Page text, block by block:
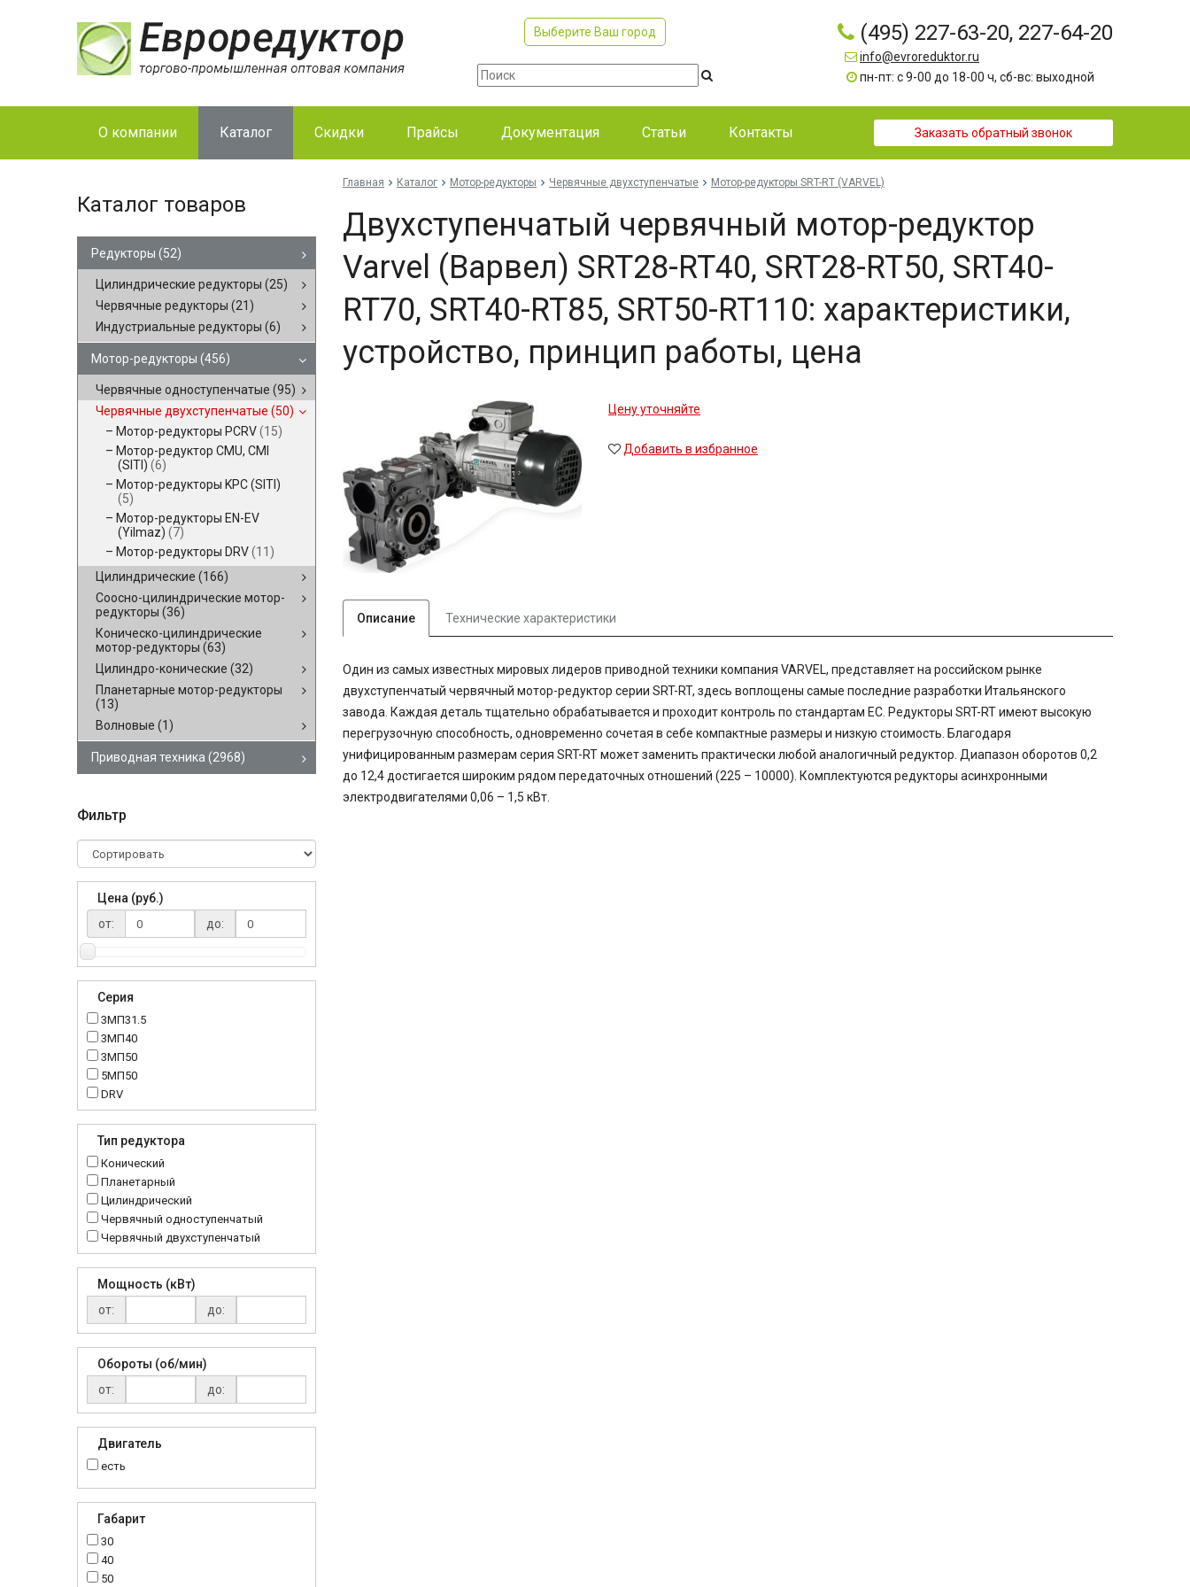
Выберите Ваш город (495) 227-63-20, 227-64-20
info@evroreduktor.ru
пн-пт: с 9-00 до 18-00 ч, сб-вс: выходной
О компании Каталог Скидки Прайсы Документация Статьи Контакты Заказать обратный звонок
Каталог товаров
Редукторы (52)
Цилиндрические редукторы (25)
Червячные редукторы (21)
Индустриальные редукторы (6)
Мотор-редукторы (456)
Червячные одноступенчатые (95)
Червячные двухступенчатые (50)
Мотор-редукторы PCRV(15)
Мотор-редуктор CMU, CMI
(SITI) (6)
Мотор-редукторы KPC (SITI)
(5)
Мотор-редукторы EN-EV
(Yilmaz) (7)
Мотор-редукторы DRV(11)
Цилиндрические (166)
Соосно-цилиндрические мотор-
редукторы (36)
Коническо-цилиндрические
мотор-редукторы (63)
Цилиндро-конические (32)
Планетарные мотор-редукторы
(13)
Волновые (1)
Приводная техника (2968)
Фильтр
Цена (руб.)
от:
до:
Серия
3МП31.5
3МП40
3МП50
5МП50
DRV
K..DR
MTC
NMRV
RC
Тип редуктора
Конический
Планетарный
Цилиндрический
Червячный одноступенчатый
Червячный двухступенчатый
Мощность (кВт)
от:
до:
Обороты (об/мин)
от:
до:
Двигатель
есть
Габарит
30
40
50
Главная Каталог Мотор-редукторы Червячные двухступенчатые Мотор-редукторы SRT-RT (VARVEL)
Двухступенчатый червячный мотор-редуктор
Varvel (Варвел) SRT28-RT40, SRT28-RT50, SRT40-
RT70, SRT40-RT85, SRT50-RT110: характеристики,
устройство, принцип работы, цена
Цену уточняйте
Добавить в избранное
Описание Технические характеристики
Один из самых известных мировых лидеров приводной техники компания VARVEL, представляет на российском рынке
двухступенчатый червячный мотор-редуктор серии SRT-RT, здесь воплощены самые последние разработки Итальянского
завода. Каждая деталь тщательно обрабатывается и проходит контроль по стандартам ЕС. Редукторы SRT-RT имеют высокую
перегрузочную способность, одновременно сочетая в себе компактные размеры и низкую стоимость. Благодаря
унифицированным размерам серия SRT-RT может заменить практически любой аналогичный редуктор. Диапазон оборотов 0,2
до 12,4 достигается широким рядом передаточных отношений (225 – 10000). Комплектуются редукторы асинхронными
электродвигателями 0,06 – 1,5 кВт.